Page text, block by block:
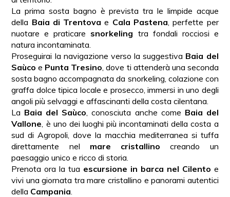
La prima sosta bagno è prevista tra le limpide acque
della Baia di Trentova e Cala Pastena , perfette per
nuotare e praticare snorkeling tra fondali rocciosi e
natura incontaminata.
Proseguirai la navigazione verso la suggestiva Baia del
Saùco e Punta Tresino , dove ti attenderà una seconda
sosta bagno accompagnata da snorkeling, colazione con
graffa dolce tipica locale e prosecco, immersi in uno degli
angoli più selvaggi e affascinanti della costa cilentana.
La Baia del Saùco , conosciuta anche come Baia del
Vallone , è uno dei luoghi più incontaminati della costa a
sud di Agropoli, dove la macchia mediterranea si tuffa
direttamente nel mare cristallino creando un
paesaggio unico e ricco di storia.
Prenota ora la tua escursione in barca nel Cilento e
vivi una giornata tra mare cristallino e panorami autentici
della Campania